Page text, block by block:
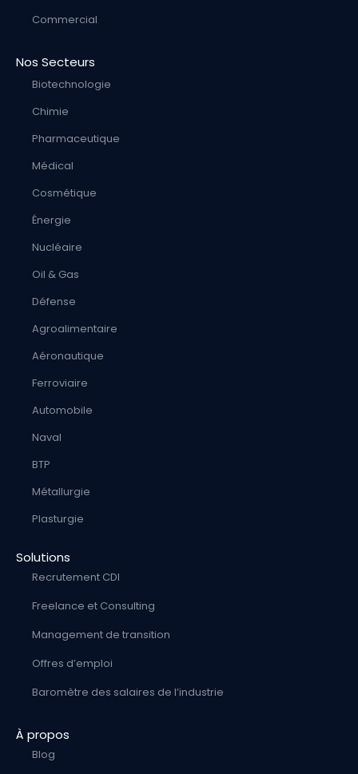
Commercial
Nos Secteurs
Biotechnologie
Chimie
Pharmaceutique
Médical
Cosmétique
Énergie
Nucléaire
Oil & Gas
Défense
Agroalimentaire
Aéronautique
Ferroviaire
Automobile
Naval
BTP
Métallurgie
Plasturgie
Solutions
Recrutement CDI
Freelance et Consulting
Management de transition
Offres d’emploi
Baromètre des salaires de l’industrie
À propos
Blog